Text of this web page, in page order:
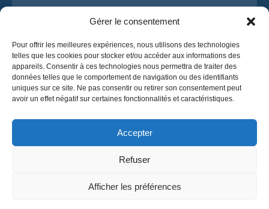
Gérer le consentement
Pour offrir les meilleures expériences, nous utilisons des technologies
telles que les cookies pour stocker et/ou accéder aux informations des
appareils. Consentir à ces technologies nous permettra de traiter des
données telles que le comportement de navigation ou des identifiants
uniques sur ce site. Ne pas consentir ou retirer son consentement peut
avoir un effet négatif sur certaines fonctionnalités et caractéristiques.
Accepter
Refuser
Afficher les préférences
© 2025 OsaBus. Tous droits réservés.
J’ai lu et j’accepte lapolitique de confidentialité
d’OsaBus.
Obtenez un devis
Obtenez un devis